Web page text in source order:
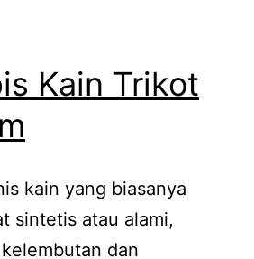
Kain Trikot
kain yang biasanya
sintetis atau alami,
dan